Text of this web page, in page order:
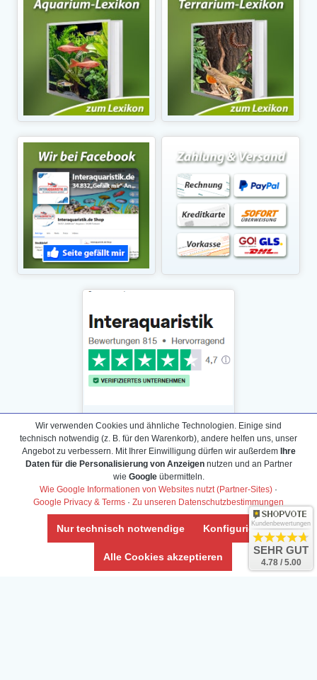
Daten­schutz­erklärung
Widerrufs­recht /Widerrufs­formular
AGB & Info
Impressum
Umwelt und Entsorgung
Vertrag widerrufen
Wir verwenden Cookies und ähnliche Technologien. Einige sind
technisch notwendig (z. B. für den Warenkorb), andere helfen uns, unser
Angebot zu verbessern. Mit Ihrer Einwilligung dürfen wir außerdem Ihre
Daten für die Personalisierung von Anzeigennutzen und an Partner
wie Googleübermitteln.
Wie Google Informationen von Websites nutzt (Partner-Sites) ·
Google Privacy & Terms · Zu unseren Datenschutzbestimmungen
Nur technisch notwendige Konfigurieren
Alle Cookies akzeptieren
Kundenbewertungen
SEHR GUT
4.78 / 5.00